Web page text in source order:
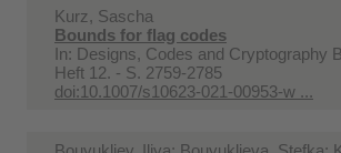
Kurz, Sascha
Bounds for flag codes
In: Designs, Codes and Cryptography
Heft 12. - S. 2759-2785
doi:10.1007/s10623-021-00953-w ...